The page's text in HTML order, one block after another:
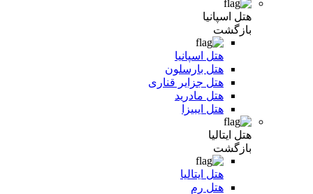
هتل اسپانیا
بازگشت
هتل اسپانیا
هتل بارسلون
هتل جزایر قناری
هتل مادرید
هتل ایبیزا
هتل ایتالیا
بازگشت
هتل ایتالیا
هتل رم